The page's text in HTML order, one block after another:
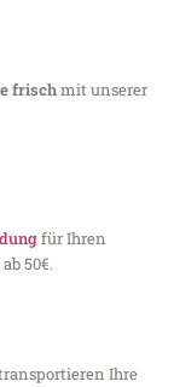
frischmit unserer
für Ihren
50€.
Ihre